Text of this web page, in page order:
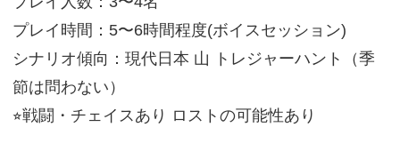
プレイ時間：5〜6時間程度(ボイスセッション)
シナリオ傾向：現代日本 山 トレジャーハント（季
節は問わない）
⭐︎戦闘・チェイスあり ロストの可能性あり